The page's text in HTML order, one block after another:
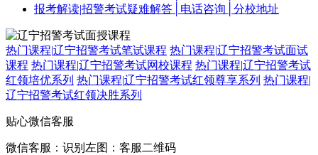
报考解读|招警考试疑难解答│电话咨询│分校地址
热门课程|辽宁招警考试笔试课程 热门课程|辽宁招警考试面试
课程 热门课程|辽宁招警考试网校课程 热门课程|辽宁招警考试
红领培优系列 热门课程|辽宁招警考试红领尊享系列 热门课程|
辽宁招警考试红领决胜系列
贴心微信客服
微信客服： 识别左图：客服二维码